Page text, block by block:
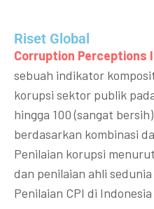
Riset Global​
Corruption Perceptions
sebuah indikator
korupsi sektor publik
hingga 100 (sangat
berdasarkan kombinasi
Penilaian korupsi
dan penilaian ahli
Penilaian CPI di